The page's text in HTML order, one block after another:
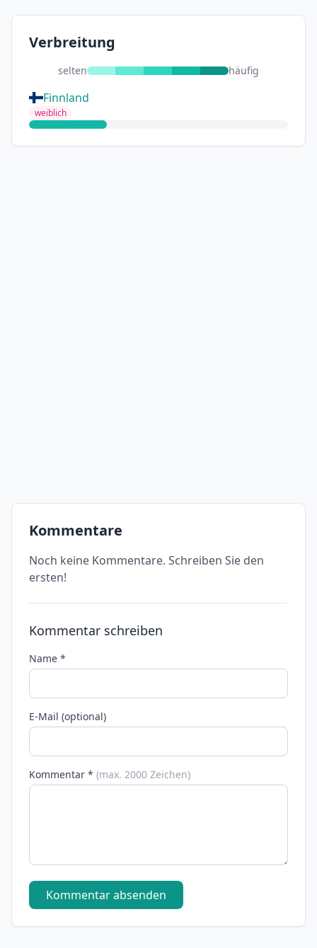
Verbreitung
selten häufig
Finnland
weiblich
Kommentare
Noch keine Kommentare. Schreiben Sie den
ersten!
Kommentar schreiben
Name *
E-Mail (optional)
Kommentar * (max. 2000 Zeichen)
Kommentar absenden